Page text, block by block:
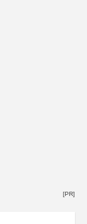
[PR]